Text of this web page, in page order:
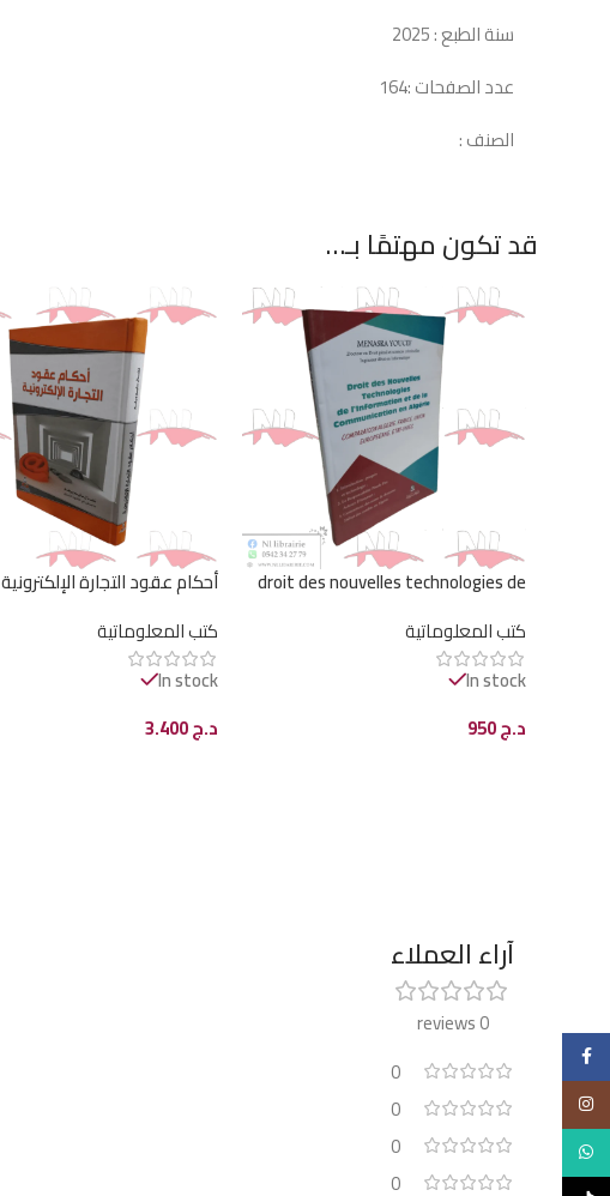
سنة الطبع : 2025
عدد الصفحات :164
الصنف :
قد تكون مهتمًا بـ…
droit des nouvelles technologies de
communication en Algérie
كتب المعلوماتية
In stock
د.ج
أحكام عقود التجارة الإلكترونية
كتب المعلوماتية
In stock
د.ج
آراء العملاء
0 reviews
0
0
0
0
Facebook
Instagram
WhatsApp